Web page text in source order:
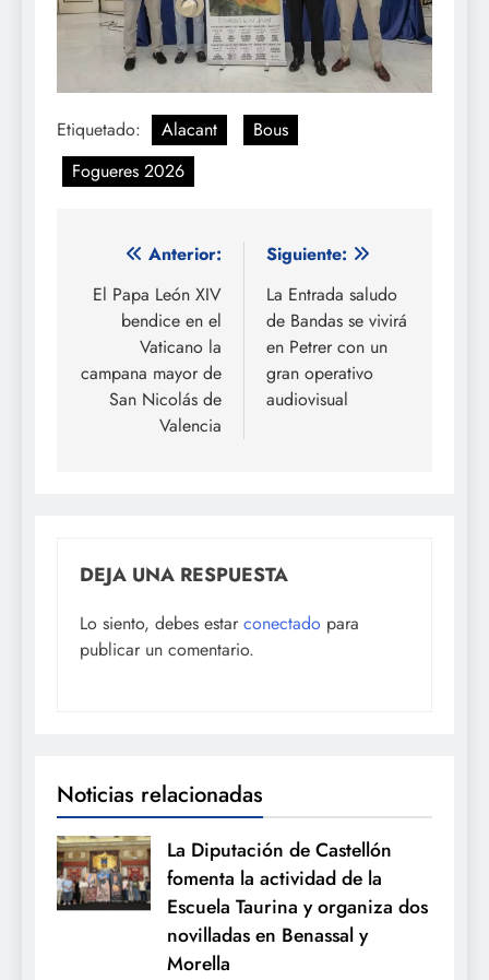
Etiquetado: Alacant
Bous
Fogueres 2026
Navegación
de
entradas
Anterior:
El Papa León XIV
bendice en el
Vaticano la
campana mayor de
San Nicolás de
Valencia
Siguiente:
La Entrada saludo
de Bandas se vivirá
en Petrer con un
gran operativo
audiovisual
DEJA UNA RESPUESTA
Lo siento, debes estar conectado para
publicar un comentario.
Noticias relacionadas
La Diputación de Castellón
fomenta la actividad de la
Escuela Taurina y organiza dos
novilladas en Benassal y
Morella